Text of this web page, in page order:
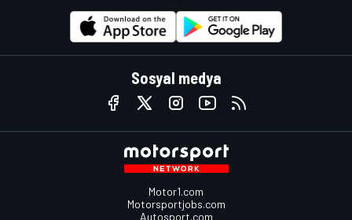
Sosyal medya
Motor1.com
Motorsportjobs.com
Autosport.com